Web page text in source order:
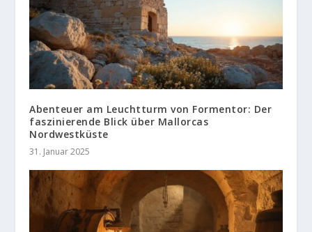
Abenteuer am Leuchtturm von Formentor: Der
faszinierende Blick über Mallorcas
Nordwestküste
31. Januar 2025